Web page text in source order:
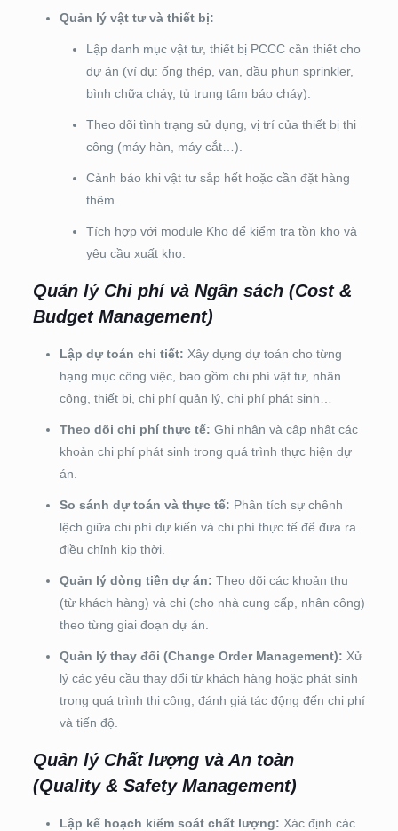
Quản lý vật tư và thiết bị:
Lập danh mục vật tư, thiết bị PCCC cần thiết cho
dự án (ví dụ: ống thép, van, đầu phun sprinkler,
bình chữa cháy, tủ trung tâm báo cháy).
Theo dõi tình trạng sử dụng, vị trí của thiết bị thi
công (máy hàn, máy cắt…).
Cảnh báo khi vật tư sắp hết hoặc cần đặt hàng
thêm.
Tích hợp với module Kho để kiểm tra tồn kho và
yêu cầu xuất kho.
Quản lý Chi phí và Ngân sách (Cost &
Budget Management)
Lập dự toán chi tiết: Xây dựng dự toán cho từng
hạng mục công việc, bao gồm chi phí vật tư, nhân
công, thiết bị, chi phí quản lý, chi phí phát sinh…
Theo dõi chi phí thực tế: Ghi nhận và cập nhật các
khoản chi phí phát sinh trong quá trình thực hiện dự
án.
So sánh dự toán và thực tế: Phân tích sự chênh
lệch giữa chi phí dự kiến và chi phí thực tế để đưa ra
điều chỉnh kịp thời.
Quản lý dòng tiền dự án: Theo dõi các khoản thu
(từ khách hàng) và chi (cho nhà cung cấp, nhân công)
theo từng giai đoạn dự án.
Quản lý thay đổi (Change Order Management): Xử
lý các yêu cầu thay đổi từ khách hàng hoặc phát sinh
trong quá trình thi công, đánh giá tác động đến chi phí
và tiến độ.
Quản lý Chất lượng và An toàn
(Quality & Safety Management)
Lập kế hoạch kiểm soát chất lượng: Xác định các